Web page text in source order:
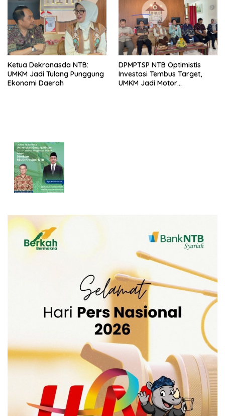
Ketua Dekranasda NTB:
UMKM Jadi Tulang Punggung
Ekonomi Daerah
DPMPTSP NTB Optimistis
Investasi Tembus Target,
UMKM Jadi Motor